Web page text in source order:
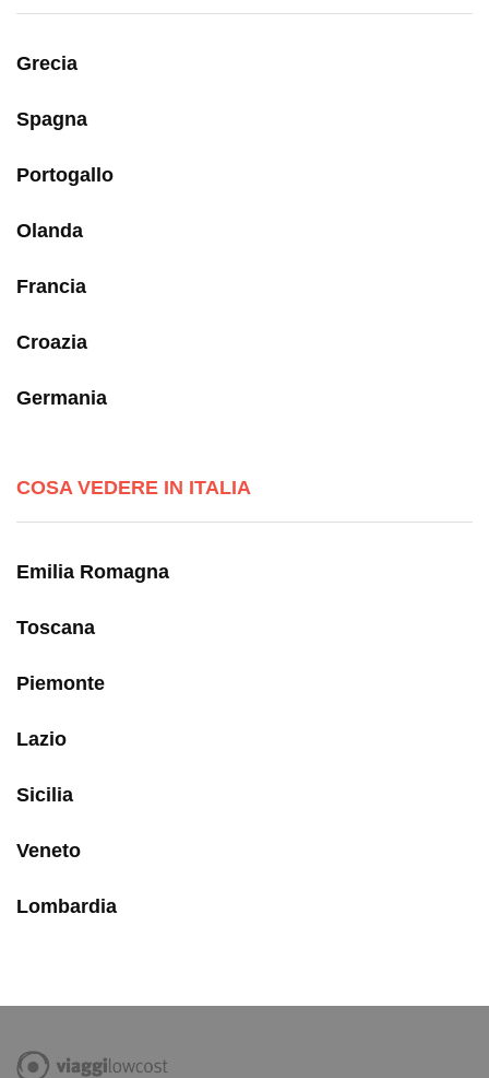
Grecia
Spagna
Portogallo
Olanda
Francia
Croazia
Germania
COSA VEDERE IN ITALIA
Emilia Romagna
Toscana
Piemonte
Lazio
Sicilia
Veneto
Lombardia